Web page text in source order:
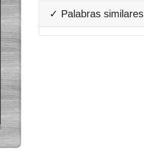
✓ Palabras similares